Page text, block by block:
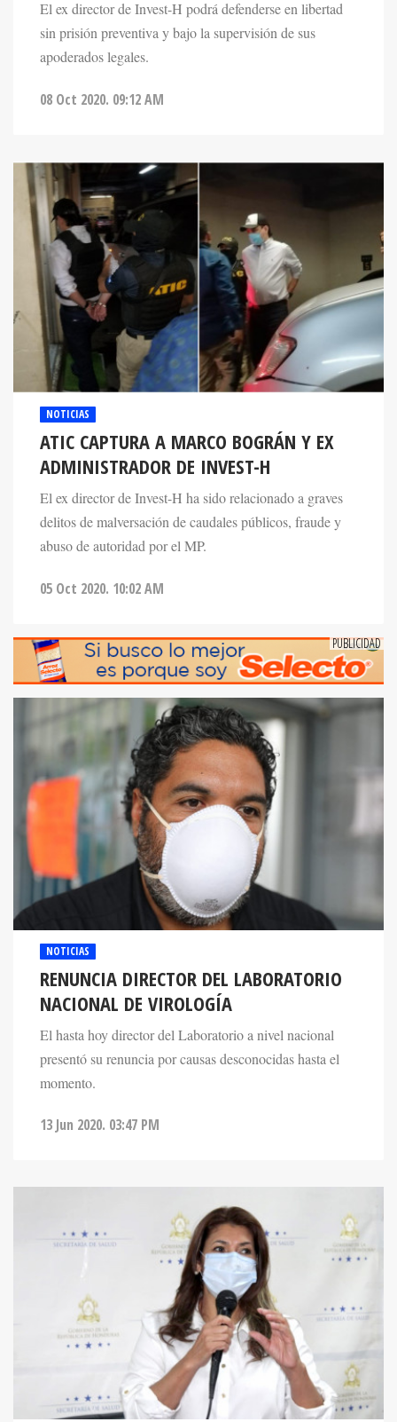
El ex director de Invest-H podrá defenderse en libertad
sin prisión preventiva y bajo la supervisión de sus
apoderados legales.
08 Oct 2020. 09:12 AM
NOTICIAS
ATIC CAPTURA A MARCO BOGRÁN Y EX
ADMINISTRADOR DE INVEST-H
El ex director de Invest-H ha sido relacionado a graves
delitos de malversación de caudales públicos, fraude y
abuso de autoridad por el MP.
05 Oct 2020. 10:02 AM
RENUNCIA DIRECTOR DEL LABORATORIO
NACIONAL DE VIROLOGÍA
El hasta hoy director del Laboratorio a nivel nacional
presentó su renuncia por causas desconocidas hasta el
momento.
NOTICIAS